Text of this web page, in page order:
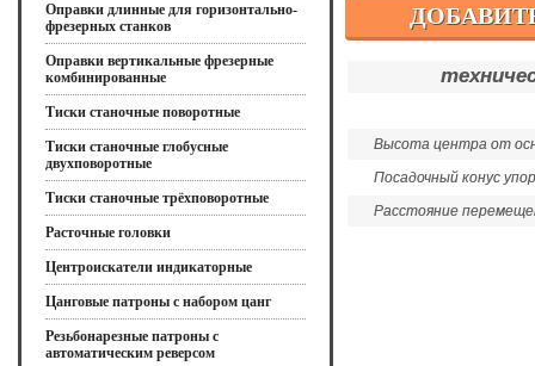
Оправки длинные для горизонтально-
фрезерных станков
Оправки вертикальные фрезерные
комбинированные
Тиски станочные поворотные
Тиски станочные глобусные
двухповоротные
Тиски станочные трёхповоротные
Расточные головки
Центроискатели индикаторные
Цанговые патроны с набором цанг
Резьбонарезные патроны с
автоматическим реверсом
Высота центра от
Посадочный конус
Расстояние